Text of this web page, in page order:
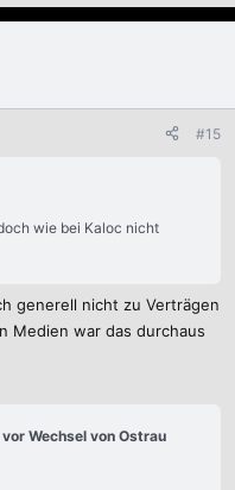
#15
wie bei Kaloc nicht
generell nicht zu Verträgen
Medien war das durchaus
Wechsel von Ostrau